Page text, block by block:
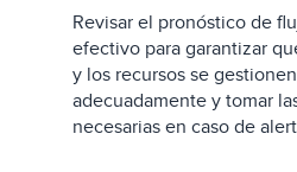
Revisar el pronóstico de
efectivo para garantizar
y los recursos se gestionen
adecuadamente y tomar
necesarias en caso de